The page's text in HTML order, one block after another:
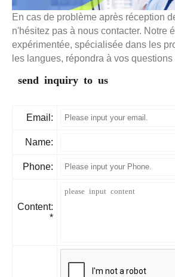
En cas de problème après réception
n'hésitez pas à nous contacter. Notre
expérimentée, spécialisée dans les
les langues, répondra à vos
send inquiry to us
Email:
Name:
Phone:
Content:
*